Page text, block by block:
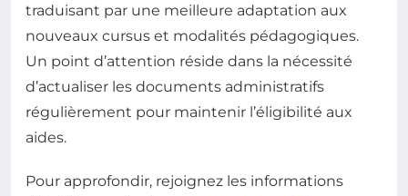
traduisant par une meilleure adaptation aux
nouveaux cursus et modalités pédagogiques.
Un point d’attention réside dans la nécessité
d’actualiser les documents administratifs
régulièrement pour maintenir l’éligibilité aux
aides.
Pour approfondir, rejoignez les informations